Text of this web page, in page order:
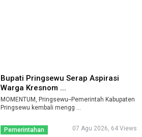
Bupati Pringsewu Serap Aspirasi
Warga Kresnom ...
MOMENTUM, Pringsewu--Pemerintah Kabupaten
Pringsewu kembali mengg ...
Pemerintahan 07 Agu 2026, 64 Views